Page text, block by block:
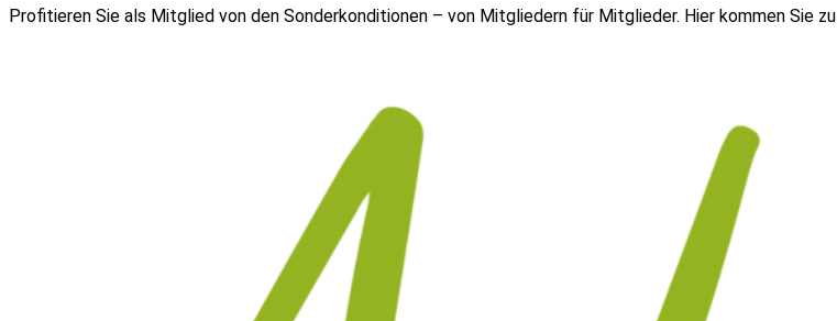
Profitieren Sie als Mitglied von den Sonderkonditionen – von Mitgliedern für Mitglieder. Hier kommen Sie